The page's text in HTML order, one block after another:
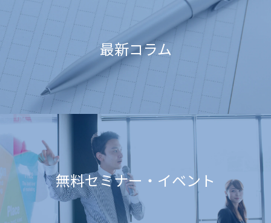
最新コラム
無料セミナー・イベント